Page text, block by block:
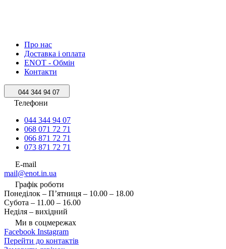
Про нас
Доставка і оплата
ENOT - Обмін
Контакти
044 344 94 07
Телефони
044 344 94 07
068 071 72 71
066 871 72 71
073 871 72 71
E-mail
mail@enot.in.ua
Графік роботи
Понеділок – П’ятниця – 10.00 – 18.00
Субота – 11.00 – 16.00
Неділя – вихідний
Ми в соцмережах
Facebook Instagram
Перейти до контактів